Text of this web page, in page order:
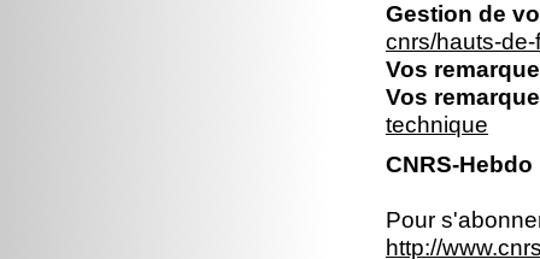
Gestion de
cnrs/hauts-
Vos
Vos
technique
CNRS-
Pour
http://